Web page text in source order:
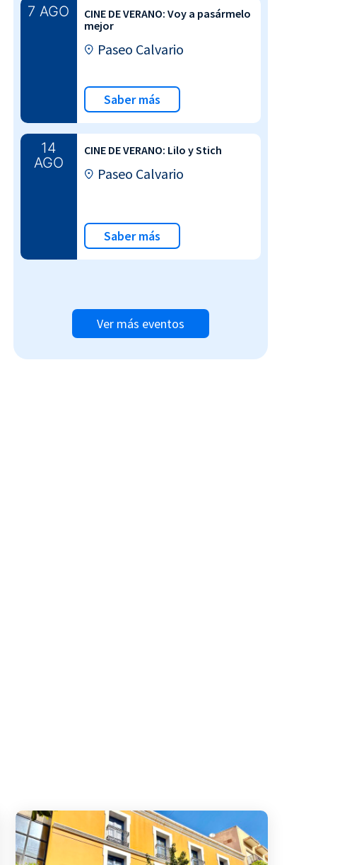
7 AGO
CINE DE VERANO: Voy a pasármelo
mejor
Paseo Calvario
Saber más
14
AGO
CINE DE VERANO: Lilo y Stich
Paseo Calvario
Saber más
Ver más eventos